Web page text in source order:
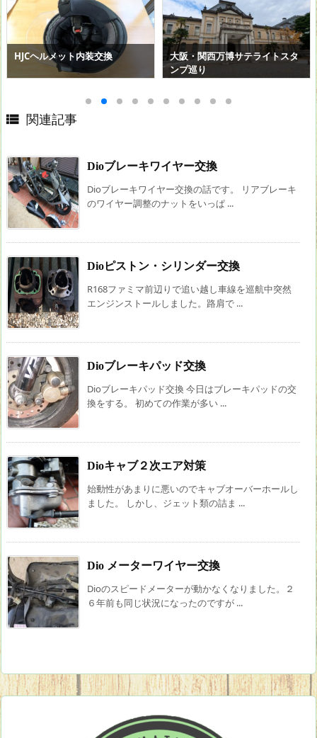
HJCヘルメット内装交換
大阪・関西万博サテライトスタ
ンプ巡り
 関連記事
Dioブレーキワイヤー交換
Dioブレーキワイヤー交換の話です。 リアブレーキ
のワイヤー調整のナットをいっぱ ...
Dioピストン・シリンダー交換
R168ファミマ前辺りで追い越し車線を巡航中突然
エンジンストールしました。路肩で ...
Dioブレーキパッド交換
Dioブレーキパッド交換 今日はブレーキパッドの交
換をする。 初めての作業が多い ...
Dioキャブ２次エア対策
始動性があまりに悪いのでキャブオーバーホールし
ました。 しかし、ジェット類の詰ま ...
Dio メーターワイヤー交換
Dioのスピードメーターが動かなくなりました。２
６年前も同じ状況になったのですが ...